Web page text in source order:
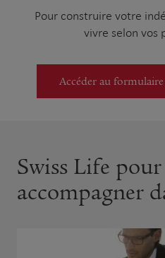
Pour construire votre
vivre selon vos
Accéder au
Swiss Life
accompagner